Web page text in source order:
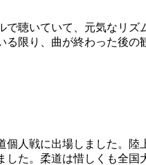
聴いていて、元気なリ
限り、曲が終わった後
人戦に出場しました。
た。柔道は惜しくも全国